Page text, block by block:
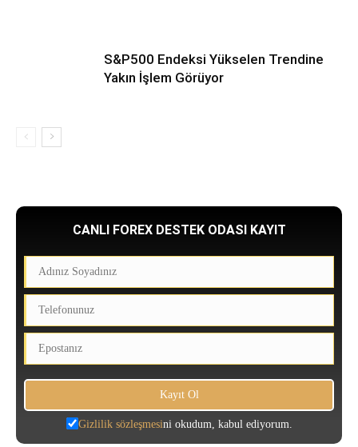
S&P500 Endeksi Yükselen Trendine
Yakın İşlem Görüyor
CANLI FOREX DESTEK ODASI KAYIT
Gizlilik sözleşmesini okudum, kabul ediyorum.